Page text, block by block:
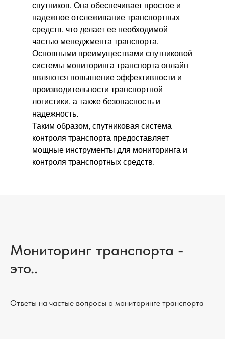
спутников. Она обеспечивает простое и
надежное отслеживание транспортных
средств, что делает ее необходимой
частью менеджмента транспорта.
Основными преимуществами спутниковой
системы мониторинга транспорта онлайн
являются повышение эффективности и
производительности транспортной
логистики, а также безопасность и
надежность.
Таким образом, спутниковая система
контроля транспорта предоставляет
мощные инструменты для мониторинга и
контроля транспортных средств.
Мониторинг транспорта -
это..
Ответы на частые вопросы о мониторинге транспорта